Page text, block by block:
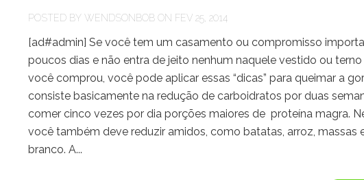
POSTED BY WENDSONBOB ON FEV 25, 2014
[ad#admin] Se você tem um casamento ou compromisso
poucos dias e não entra de jeito nenhum naquele vestido ou
você comprou, você pode aplicar essas “dicas” para queimar a
consiste basicamente na redução de carboidratos por duas
comer cinco vezes por dia porções maiores de proteína magra.
você também deve reduzir amidos, como batatas, arroz, massas
branco. A...